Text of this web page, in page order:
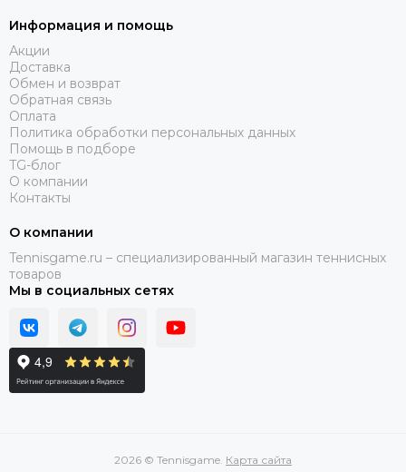
Информация и помощь
Акции
Доставка
Обмен и возврат
Обратная связь
Оплата
Политика обработки персональных данных
Помощь в подборе
TG-блог
О компании
Контакты
О компании
Tennisgame.ru – специализированный магазин теннисных
товаров
Мы в социальных сетях
2026 © Tennisgame. Карта сайта